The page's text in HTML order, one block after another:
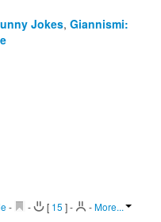
Jokes, Giannismi:
- - [ 15 ]- -More...